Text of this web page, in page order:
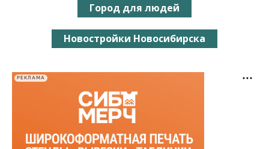
Город для людей
Новостройки Новосибирска
РЕКЛАМА